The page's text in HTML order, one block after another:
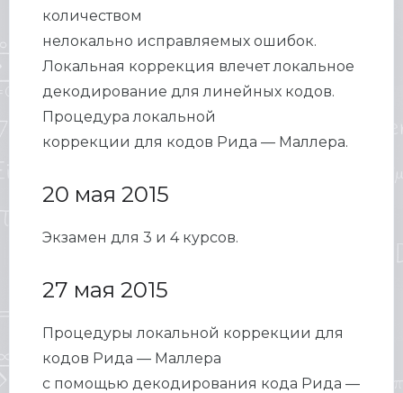
количеством
нелокально исправляемых ошибок.
Локальная коррекция влечет локальное
декодирование для линейных кодов.
Процедура локальной
коррекции для кодов Рида — Маллера.
20 мая 2015
Экзамен для 3 и 4 курсов.
27 мая 2015
Процедуры локальной коррекции для
кодов Рида — Маллера
с помощью декодирования кода Рида —